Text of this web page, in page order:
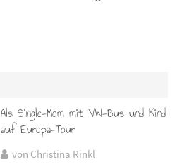
Als Single-Mom mit VW-Bus und Kind
auf Europa-Tour
von Christina Rinkl